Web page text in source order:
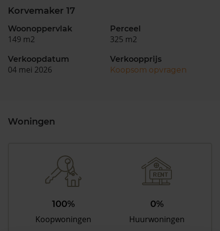
Korvemaker 17
Woonoppervlak
149 m2
Perceel
325 m2
Verkoopdatum
04 mei 2026
Verkoopprijs
Koopsom opvragen
Woningen
100%
Koopwoningen
0%
Huurwoningen